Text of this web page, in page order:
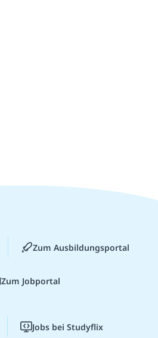
Zum Ausbildungsportal
Zum Jobportal
Jobs bei Studyflix